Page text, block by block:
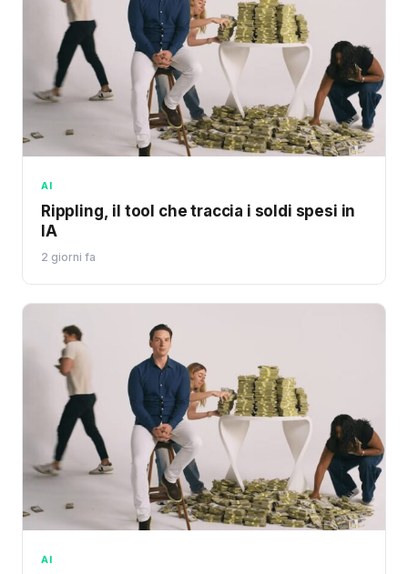
AI
Rippling, il tool che traccia i soldi spesi in
IA
2 giorni fa
AI